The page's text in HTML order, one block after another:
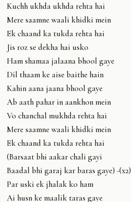
Kuchh ukhda ukhda rehta hai
Mere saamne waali khidki mein
Ek chaand ka tukda rehta hai
Jis roz se dekha hai usko
Ham shamaa jalaana bhool gaye
Dil thaam ke aise baithe hain
Kahin aana jaana bhool gaye
Ab aath pahar in aankhon mein
Vo chanchal mukhda rehta hai
Mere saamne waali khidki mein
Ek chaand ka tukda rehta hai
(Barsaat bhi aakar chali gayi
Baadal bhi garaj kar baras gaye) -(x2)
Par uski ek jhalak ko ham
Ai husn ke maalik taras gaye